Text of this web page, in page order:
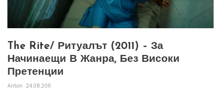
The Rite/ Ритуалът (2011) – За
Начинаещи В Жанра, Без Високи
Претенции
Anton 24.08.2011